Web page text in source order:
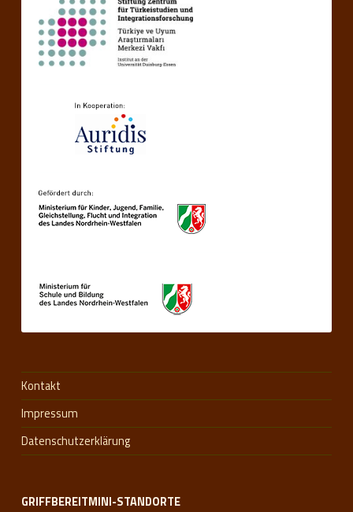
Kontakt
Impressum
Datenschutzerklärung
GRIFFBEREITMINI-STANDORTE